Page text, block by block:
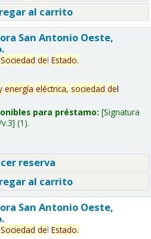
al carrito
San Antonio Oeste,
Sociedad del Estado.
energía eléctrica, sociedad del
para préstamo: Signatura
(1).
reserva
al carrito
San Antonio Oeste,
Sociedad del Estado.